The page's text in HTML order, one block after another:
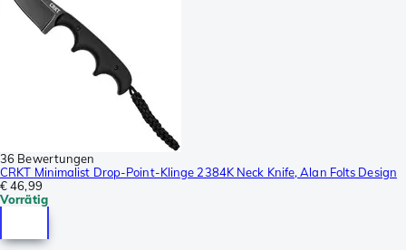
36 Bewertungen
CRKT Minimalist Drop-Point-Klinge 2384K Neck Knife, Alan Folts Design
€ 46,99
Vorrätig